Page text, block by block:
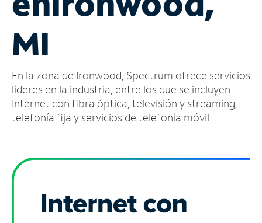
cuenta
Encuentra
tienda
MI
En la zona de Ironwood, Spectrum ofrece servicios
líderes en la industria, entre los que se incluyen
Internet con fibra óptica, televisión y streaming,
telefonía fija y servicios de telefonía móvil.